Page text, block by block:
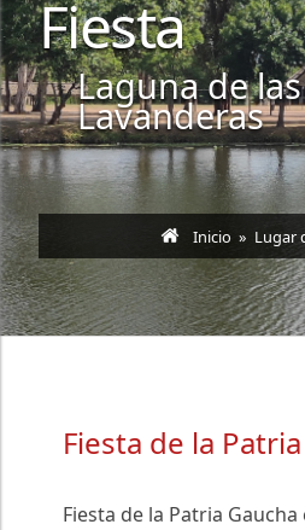
Fiesta
Laguna de las
Lavanderas
Inicio » Lugar
Fiesta de la
Fiesta de la Patria